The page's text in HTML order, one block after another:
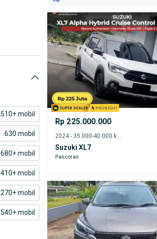
510+ mobil
630 mobil
680+ mobil
410+ mobil
270+ mobil
540+ mobil
Rp 225.000.000
2024 - 35.000-40.000 km
Suzuki XL7
Pancoran